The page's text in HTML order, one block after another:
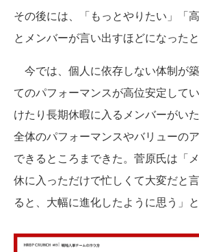
その後には、「もっとやりたい」「
とメンバーが言い出すほどになったと
今では、個人に依存しない体制が
てのパフォーマンスが高位安定して
けたり長期休暇に入るメンバーがい
全体のパフォーマンスやバリューの
できるところまできた。菅原氏は「
休に入っただけで忙しくて大変だと
ると、大幅に進化したように思う」と